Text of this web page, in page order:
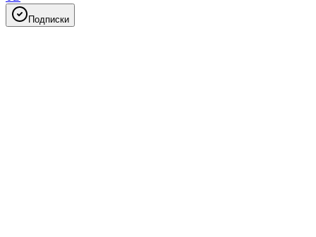
Подписки